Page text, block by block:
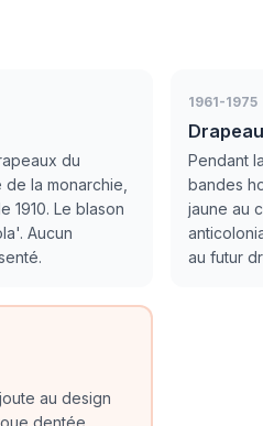
du
la monarchie,
1910. Le blason
Aucun
1961-1975
Pendant
bandes
jaune au
au futur
au design
dentée